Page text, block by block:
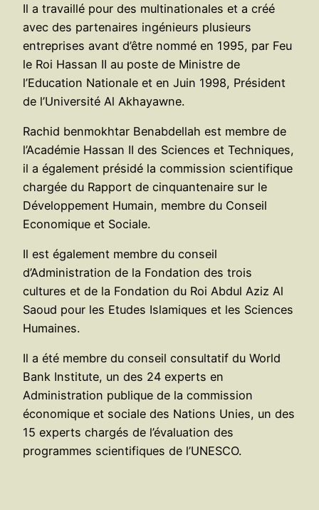
Il a travaillé pour des multinationales et a créé
avec des partenaires ingénieurs plusieurs
entreprises avant d’être nommé en 1995, par Feu
le Roi Hassan II au poste de Ministre de
l’Education Nationale et en Juin 1998, Président
de l’Université Al Akhayawne.
Rachid benmokhtar Benabdellah est membre de
l’Académie Hassan II des Sciences et Techniques,
il a également présidé la commission scientifique
chargée du Rapport de cinquantenaire sur le
Développement Humain, membre du Conseil
Economique et Sociale.
Il est également membre du conseil
d’Administration de la Fondation des trois
cultures et de la Fondation du Roi Abdul Aziz Al
Saoud pour les Etudes Islamiques et les Sciences
Humaines.
Il a été membre du conseil consultatif du World
Bank Institute, un des 24 experts en
Administration publique de la commission
économique et sociale des Nations Unies, un des
15 experts chargés de l’évaluation des
programmes scientifiques de l’UNESCO.